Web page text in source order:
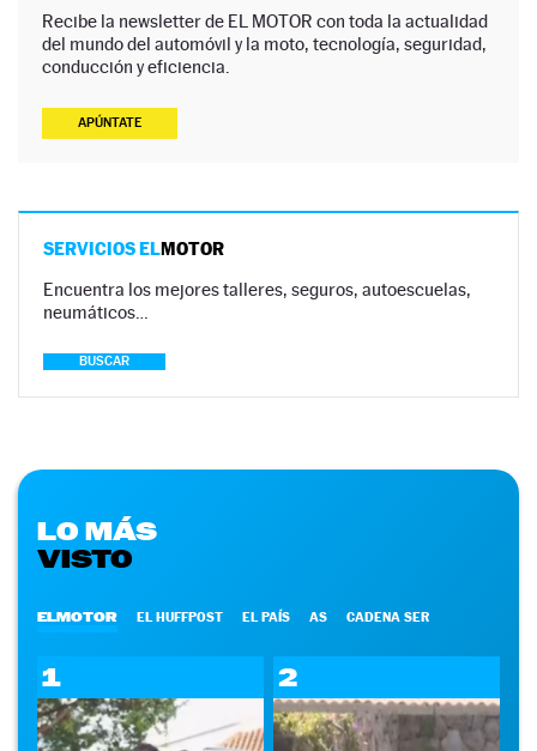
Recibe la newsletter de EL MOTOR con toda la actualidad
del mundo del automóvil y la moto, tecnología, seguridad,
conducción y eficiencia.
APÚNTATE
SERVICIOS ELMOTOR
Encuentra los mejores talleres, seguros, autoescuelas,
neumáticos…
BUSCAR
LO MÁS
VISTO
ELMOTOR EL HUFFPOST EL PAÍS AS CADENA SER
1 2